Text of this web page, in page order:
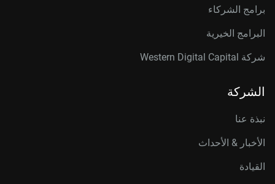
برامج الشركاء
البرامج الخيرية
شركة Western Digital Capital
الشركة
نبذة عنا
الأخبار & الأحداث
القيادة